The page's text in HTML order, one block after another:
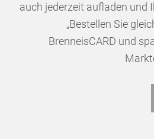
auch jederzeit aufladen und
„Bestellen Sie
BrenneisCARD und